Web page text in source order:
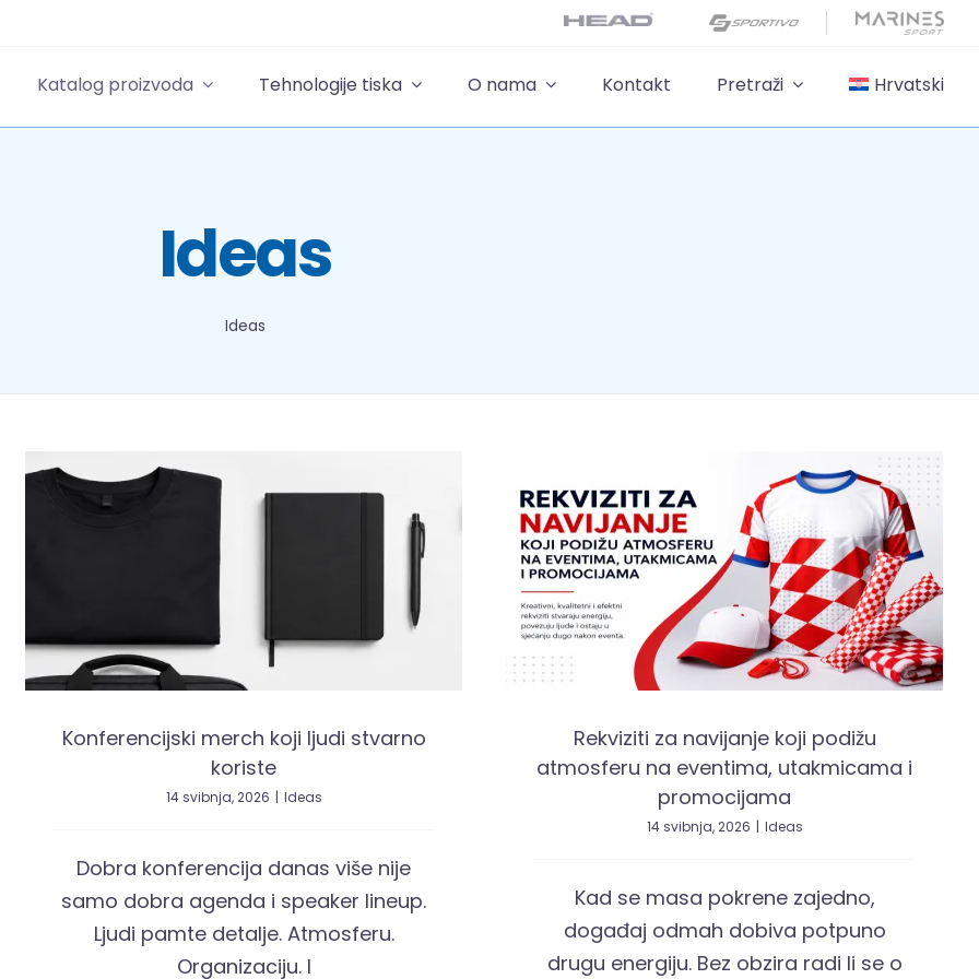
Katalog proizvoda Tehnologije tiska O nama Kontakt Pretraži Hrvatski
Ideas
Ideas
Konferencijski merch koji ljudi stvarno
koriste
14 svibnja, 2026 | Ideas
Dobra konferencija danas više nije
samo dobra agenda i speaker lineup.
Ljudi pamte detalje. Atmosferu.
Organizaciju. I
Rekviziti za navijanje koji podižu
atmosferu na eventima, utakmicama i
promocijama
14 svibnja, 2026 | Ideas
Kad se masa pokrene zajedno,
događaj odmah dobiva potpuno
drugu energiju. Bez obzira radi li se o